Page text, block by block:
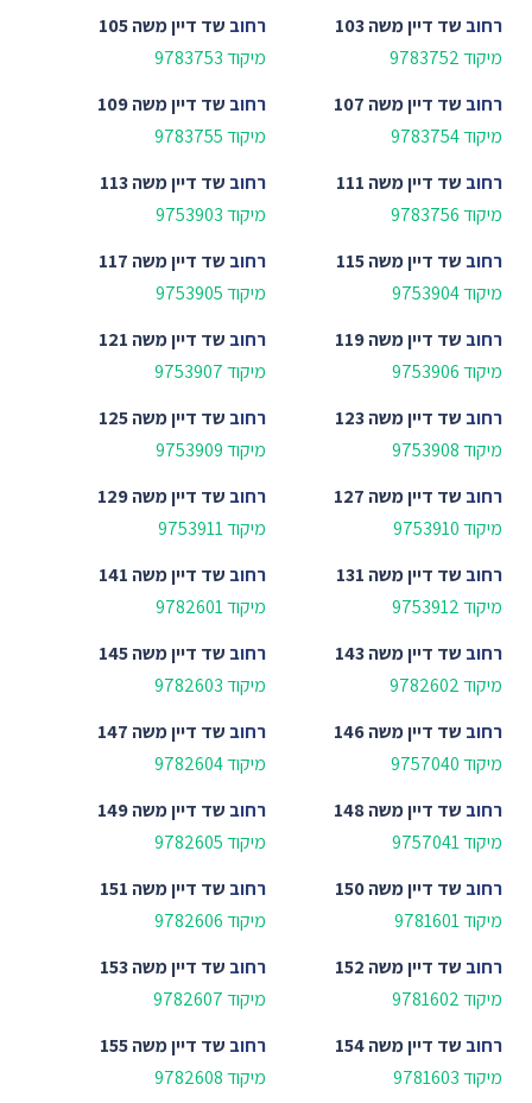
רחוב שד דיין משה 103
מיקוד 9783752
רחוב שד דיין משה 105
מיקוד 9783753
רחוב שד דיין משה 107
מיקוד 9783754
רחוב שד דיין משה 109
מיקוד 9783755
רחוב שד דיין משה 111
מיקוד 9783756
רחוב שד דיין משה 113
מיקוד 9753903
רחוב שד דיין משה 115
מיקוד 9753904
רחוב שד דיין משה 117
מיקוד 9753905
רחוב שד דיין משה 119
מיקוד 9753906
רחוב שד דיין משה 121
מיקוד 9753907
רחוב שד דיין משה 123
מיקוד 9753908
רחוב שד דיין משה 125
מיקוד 9753909
רחוב שד דיין משה 127
מיקוד 9753910
רחוב שד דיין משה 129
מיקוד 9753911
רחוב שד דיין משה 131
מיקוד 9753912
רחוב שד דיין משה 141
מיקוד 9782601
רחוב שד דיין משה 143
מיקוד 9782602
רחוב שד דיין משה 145
מיקוד 9782603
רחוב שד דיין משה 146
מיקוד 9757040
רחוב שד דיין משה 147
מיקוד 9782604
רחוב שד דיין משה 148
מיקוד 9757041
רחוב שד דיין משה 149
מיקוד 9782605
רחוב שד דיין משה 150
מיקוד 9781601
רחוב שד דיין משה 151
מיקוד 9782606
רחוב שד דיין משה 152
מיקוד 9781602
רחוב שד דיין משה 153
מיקוד 9782607
רחוב שד דיין משה 154
מיקוד 9781603
רחוב שד דיין משה 155
מיקוד 9782608